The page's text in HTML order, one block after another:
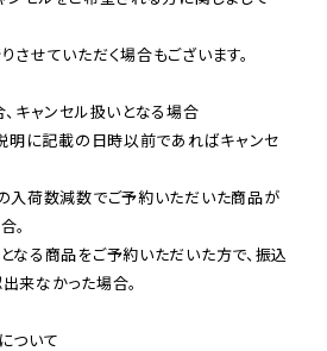
させていただく場合もございます。
キャンセル扱いとなる場合
明に記載の日時以前であればキャンセ
入荷数減数でご予約いただいた商品が
。
なる商品をご予約いただいた方で、振込
来なかった場合。
ついて